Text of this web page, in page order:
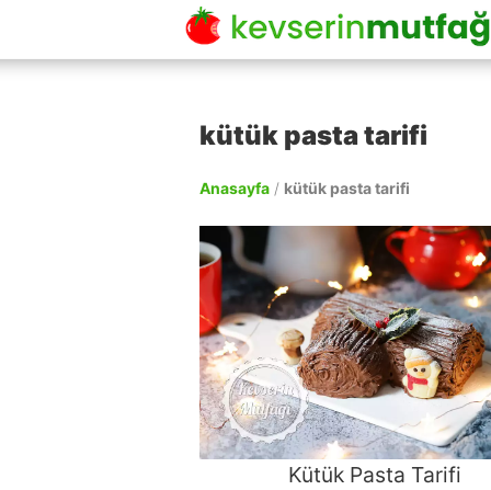
kütük pasta tarifi
Anasayfa / kütük pasta tarifi
Kütük Pasta Tarifi